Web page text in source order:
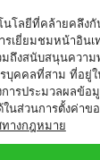
โลยีที่คล้ายคลึง
เยี่ยมชมหน้าอินเ
ถึงสนับสนุนความ
บุคคลที่สาม ที่อยู่ใ
ารประมวลผลข้
นส่วนการตั้งค่า
ทางกฎหมาย